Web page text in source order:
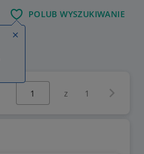
POLUB WYSZUKIWANIE
Wybierz stronę:
z 1
Zamknij wskazówkę